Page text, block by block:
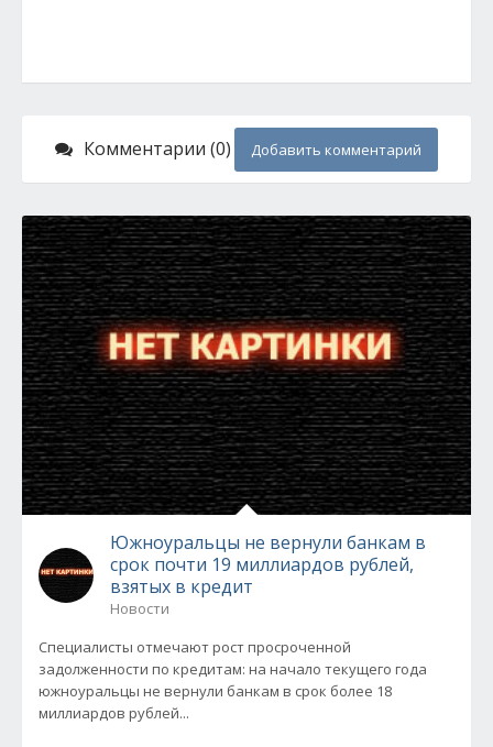
Комментарии (0) Добавить комментарий
Южноуральцы не вернули банкам в
срок почти 19 миллиардов рублей,
взятых в кредит
Новости
Специалисты отмечают рост просроченной
задолженности по кредитам: на начало текущего года
южноуральцы не вернули банкам в срок более 18
миллиардов рублей...